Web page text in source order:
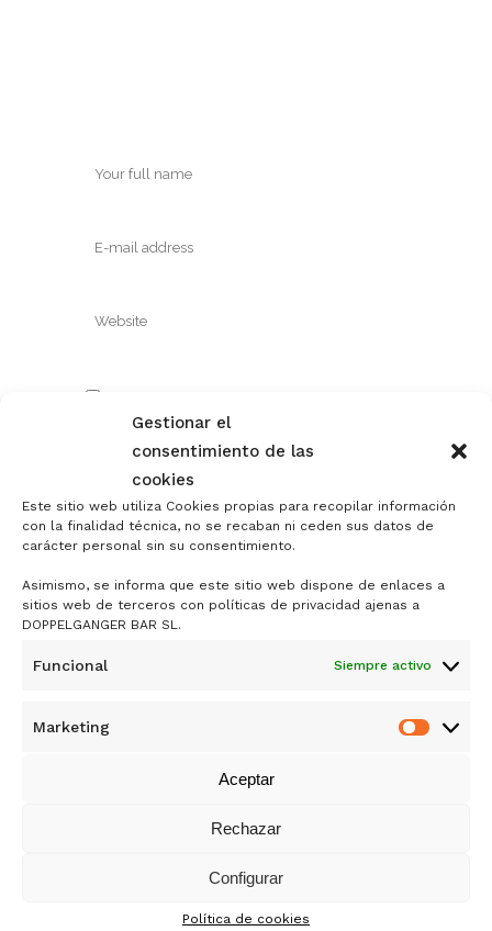
Gestionar el
consentimiento de las
cookies
Este sitio web utiliza Cookies propias para recopilar información
con la finalidad técnica, no se recaban ni ceden sus datos de
carácter personal sin su consentimiento.
Asimismo, se informa que este sitio web dispone de enlaces a
sitios web de terceros con políticas de privacidad ajenas a
DOPPELGANGER BAR SL.
Funcional Siempre activo
Marketing
Aceptar
Rechazar
Configurar
Política de cookies
browser for the next time I comment.
DOPPELGÄNGER